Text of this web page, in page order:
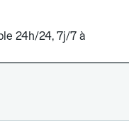
24h/24, 7j/7 à